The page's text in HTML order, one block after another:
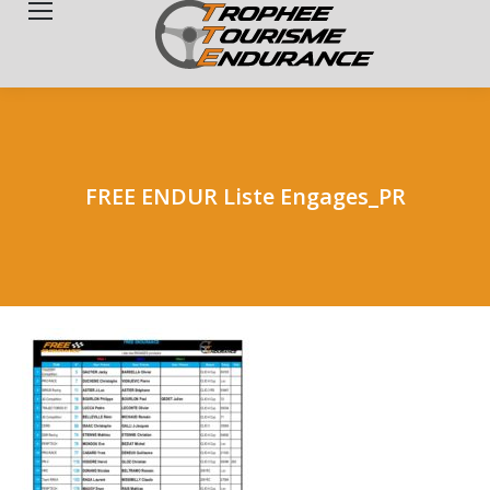
FREE ENDUR Liste Engages_PR